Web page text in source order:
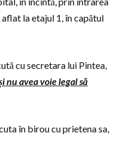
la etajul 1, în capătul
cu secretara lui Pintea,
nu avea voie legal să
în birou cu prietena sa,